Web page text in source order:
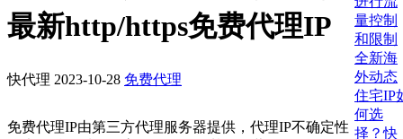
最新http/https免费代理IP
快代理 2023-10-28 免费代理
免费代理IP由第三方代理服务器提供，代理IP不确定性
量控制
和限制
全新海
外动态
住宅IP
何选
择？快